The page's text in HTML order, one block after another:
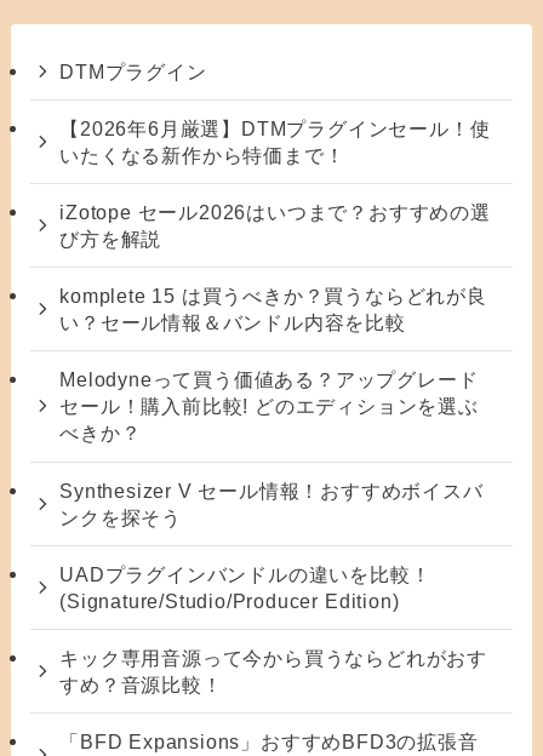
DTMプラグイン
【2026年6月厳選】DTMプラグインセール！使
いたくなる新作から特価まで！
iZotope セール2026はいつまで？おすすめの選
び方を解説
komplete 15 は買うべきか？買うならどれが良
い？セール情報＆バンドル内容を比較
Melodyneって買う価値ある？アップグレード
セール！購入前比較! どのエディションを選ぶ
べきか？
Synthesizer V セール情報！おすすめボイスバ
ンクを探そう
UADプラグインバンドルの違いを比較！
(Signature/Studio/Producer Edition)
キック専用音源って今から買うならどれがおす
すめ？音源比較！
「BFD Expansions」おすすめBFD3の拡張音